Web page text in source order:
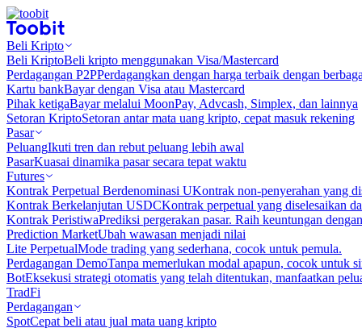
Beli Kripto
Beli KriptoBeli kripto menggunakan Visa/Mastercard
Perdagangan P2PPerdagangkan dengan harga terbaik dengan
Kartu bankBayar dengan Visa atau Mastercard
Pihak ketigaBayar melalui MoonPay, Advcash, Simplex, dan lainnya
Setoran KriptoSetoran antar mata uang kripto, cepat masuk rekening
Pasar
PeluangIkuti tren dan rebut peluang lebih awal
PasarKuasai dinamika pasar secara tepat waktu
Futures
Kontrak Perpetual Berdenominasi UKontrak non-penyerahan yang
Kontrak Berkelanjutan USDCKontrak perpetual yang diselesaikan
Kontrak PeristiwaPrediksi pergerakan pasar. Raih keuntungan
Prediction MarketUbah wawasan menjadi nilai
Lite PerpetualMode trading yang sederhana, cocok untuk pemula.
Perdagangan DemoTanpa memerlukan modal apapun, cocok untuk
BotEksekusi strategi otomatis yang telah ditentukan, manfaatkan
TradFi
Perdagangan
SpotCepat beli atau jual mata uang kripto